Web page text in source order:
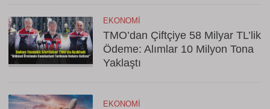
EKONOMI
TMO’dan Çiftçiye 58 Milyar TL’lik
Ödeme: Alımlar 10 Milyon Tona
Yaklaştı
EKONOMI